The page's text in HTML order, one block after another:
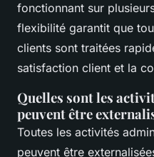
fonctionnant sur
flexibilité garantit que
clients sont traitées
satisfaction client et la
Quelles sont les
peuvent être
Toutes les activités
peuvent être